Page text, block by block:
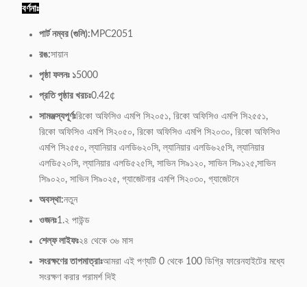
বর্ণনাঃ
পার্ট নম্বর (গুলি): MPC2051
রঙ:সায়ান
পৃষ্ঠা ফলনঃ ১5000
প্রতি পৃষ্ঠার খরচঃ0.42¢
সামঞ্জস্যপূর্ণঃরিকো অফিসিও এমপি সি২০৫১, রিকো অফিসিও এমপি সি২৫৫১,
রিকো অফিসিও এমপি সি২০৫০, রিকো অফিসিও এমপি সি২০৩০, রিকো অফিসিও
এমপি সি২৫৫০, ল্যানিয়ার এলডি৬২০সি, ল্যানিয়ার এলডি৬২৫সি, ল্যানিয়ার
এলডি৫২০সি, ল্যানিয়ার এলডি৫২৫সি, সাভিন সি৯১২০, সাভিন সি৯১২৫,সাভিন
সি৯০২০, সাভিন সি৯০২৫, গ্যাজেটনার এমপি সি২০৩০, গ্যাজেটনে
অবস্থা:নতুন
ওজনঃ1.২ পাউন্ড
শেল্ফ লাইফঃ২৪ থেকে ৩৬ মাস
সংরক্ষণের তাপমাত্রাঃআমরা এই পণ্যটি 0 থেকে 100 ডিগ্রি ফারেনহাইটের মধ্যে
সংরক্ষণ করার পরামর্শ দিই